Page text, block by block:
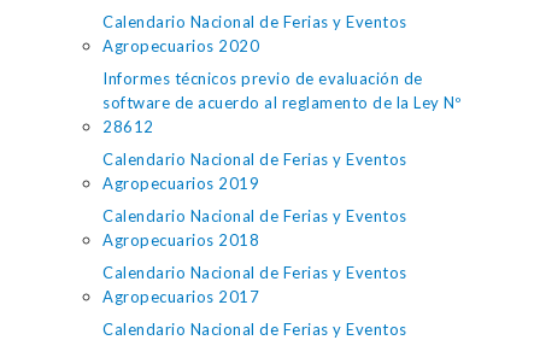
Calendario Nacional de Ferias y Eventos
Agropecuarios 2020
Informes técnicos previo de evaluación de
software de acuerdo al reglamento de la Ley Nº
28612
Calendario Nacional de Ferias y Eventos
Agropecuarios 2019
Calendario Nacional de Ferias y Eventos
Agropecuarios 2018
Calendario Nacional de Ferias y Eventos
Agropecuarios 2017
Calendario Nacional de Ferias y Eventos